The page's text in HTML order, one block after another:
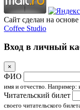
Сайт сделан на
Coffee Studio
Вход в личный
×
ФИО
имя и отчество. Например:
Читательский билет
своего читательского